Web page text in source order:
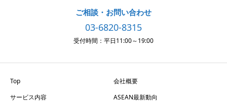
ご相談・お問い合わせ
03-6820-8315
受付時間：平日11:00～19:00
Top
会社概要
サービス内容
ASEAN最新動向